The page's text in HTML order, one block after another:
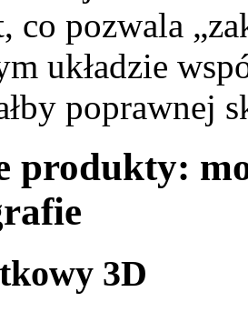
co pozwala
układzie
poprawnej
produkty:
3D